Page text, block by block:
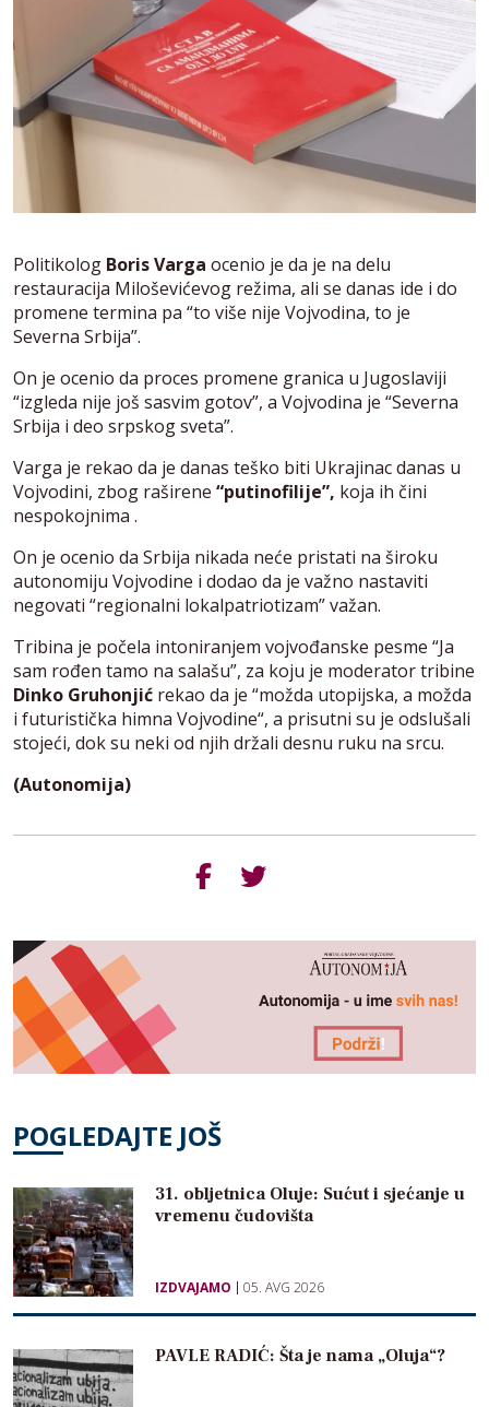
Politikolog Boris Varga ocenio je da je na delu
restauracija Miloševićevog režima, ali se danas ide i do
promene termina pa “to više nije Vojvodina, to je
Severna Srbija”.
On je ocenio da proces promene granica u Jugoslaviji
“izgleda nije još sasvim gotov”, a Vojvodina je “Severna
Srbija i deo srpskog sveta”.
Varga je rekao da je danas teško biti Ukrajinac danas u
Vojvodini, zbog raširene “putinofilije”, koja ih čini
nespokojnima .
On je ocenio da Srbija nikada neće pristati na široku
autonomiju Vojvodine i dodao da je važno nastaviti
negovati “regionalni lokalpatriotizam” važan.
Tribina je počela intoniranjem vojvođanske pesme “Ja
sam rođen tamo na salašu”, za koju je moderator tribine
Dinko Gruhonjić rekao da je “možda utopijska, a možda
i futuristička himna Vojvodine“, a prisutni su je odslušali
stojeći, dok su neki od njih držali desnu ruku na srcu.
(Autonomija)
POGLEDAJTE JOŠ
31. obljetnica Oluje: Sućut i sjećanje u
vremenu čudovišta
IZDVAJAMO 05. AVG 2026
PAVLE RADIĆ: Šta je nama „Oluja“?